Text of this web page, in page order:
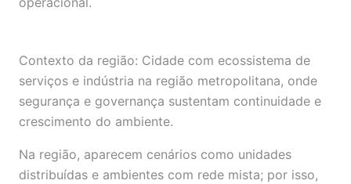
Contexto da região: Cidade com ecossistema de
serviços e indústria na região metropolitana, onde
segurança e governança sustentam continuidade e
crescimento do ambiente.
Na região, aparecem cenários como unidades
distribuídas e ambientes com rede mista; por isso,